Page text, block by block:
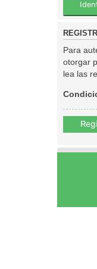
Para
otorgar
lea las